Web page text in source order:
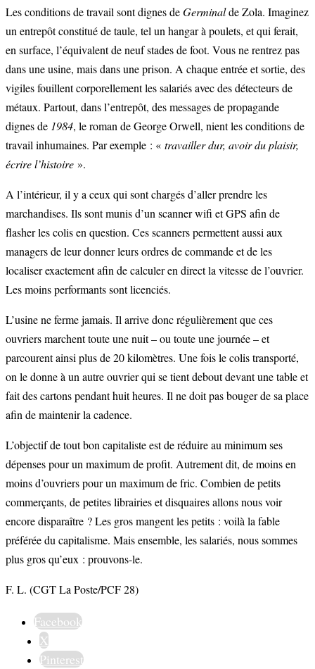
Les conditions de travail sont dignes deGerminalde Zola. Imaginez
un entrepôt constitué de taule, tel un hangar à poulets, et qui ferait,
en surface, l’équivalent de neuf stades de foot. Vous ne rentrez pas
dans une usine, mais dans une prison. A chaque entrée et sortie, des
vigiles fouillent corporellement les salariés avec des détecteurs de
métaux. Partout, dans l’entrepôt, des messages de propagande
dignes de 1984, le roman de George Orwell, nient les conditions de
travail inhumaines. Par exemple : « travailler dur, avoir du plaisir,
écrire l’histoire ».
A l’intérieur, il y a ceux qui sont chargés d’aller prendre les
marchandises. Ils sont munis d’un scanner wifi et GPS afin de
flasher les colis en question. Ces scanners permettent aussi aux
managers de leur donner leurs ordres de commande et de les
localiser exactement afin de calculer en direct la vitesse de l’ouvrier.
Les moins performants sont licenciés.
L’usine ne ferme jamais. Il arrive donc régulièrement que ces
ouvriers marchent toute une nuit – ou toute une journée – et
parcourent ainsi plus de 20 kilomètres. Une fois le colis transporté,
on le donne à un autre ouvrier qui se tient debout devant une table et
fait des cartons pendant huit heures. Il ne doit pas bouger de sa place
afin de maintenir la cadence.
L’objectif de tout bon capitaliste est de réduire au minimum ses
dépenses pour un maximum de profit. Autrement dit, de moins en
moins d’ouvriers pour un maximum de fric. Combien de petits
commerçants, de petites librairies et disquaires allons nous voir
encore disparaître ? Les gros mangent les petits : voilà la fable
préférée du capitalisme. Mais ensemble, les salariés, nous sommes
plus gros qu’eux : prouvons-le.
F. L. (CGT La Poste/PCF 28)
Facebook
X
Pinterest